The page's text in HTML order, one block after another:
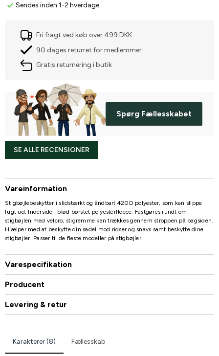
Sendes inden 1-2 hverdage
Fri fragt ved køb over 499 DKK
90 dages returret for medlemmer
Gratis returnering i butik
Spørg Fællesskabet
SE ALLE RECENSIONER
Vareinformation
Stigbøjlebeskytter i slidstærkt og åndbart 420D polyester, som kan slippe
fugt ud. Inderside i blød børstet polyesterfleece. Fastgøres rundt om
stigbøjlen med velcro, stigremme kan trækkes gennem stroppen på bagsiden.
Hjælper med at beskytte din sadel mod ridser og snavs samt beskytte dine
stigbøjler. Passer til de fleste modeller på stigbøjler.
Varespecifikation
Producent
Levering & retur
Karakterer (8) Fællesskab